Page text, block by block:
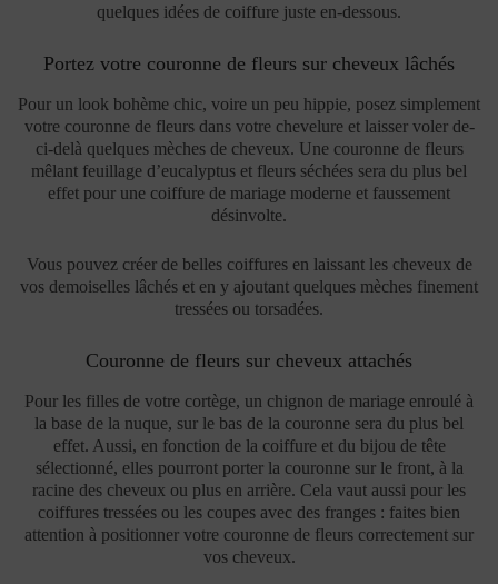
quelques idées de coiffure juste en-dessous.
Portez votre couronne de fleurs sur cheveux lâchés
Pour un look bohème chic, voire un peu hippie, posez simplement
votre couronne de fleurs dans votre chevelure et laisser voler de-
ci-delà quelques mèches de cheveux. Une couronne de fleurs
mêlant feuillage d’eucalyptus et fleurs séchées sera du plus bel
effet pour une coiffure de mariage moderne et faussement
désinvolte.
Vous pouvez créer de belles coiffures en laissant les cheveux de
vos demoiselles lâchés et en y ajoutant quelques mèches finement
tressées ou torsadées.
Couronne de fleurs sur cheveux attachés
Pour les filles de votre cortège, un chignon de mariage enroulé à
la base de la nuque, sur le bas de la couronne sera du plus bel
effet. Aussi, en fonction de la coiffure et du bijou de tête
sélectionné, elles pourront porter la couronne sur le front, à la
racine des cheveux ou plus en arrière. Cela vaut aussi pour les
coiffures tressées ou les coupes avec des franges : faites bien
attention à positionner votre couronne de fleurs correctement sur
vos cheveux.